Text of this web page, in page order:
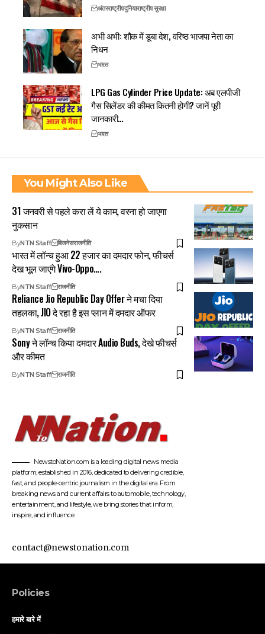
अंतरराष्ट्रीयदुनियाराष्ट्रीय सुरक्षा
अभी अभी: शौक में डूबा देश, वरिष्ठ भाजपा नेता का
निधन
भारत
LPG Gas Cylinder Price Update: अब एलपीजी
गैस सिलेंडर की कीमत कितनी होगी? जानें पूरी
जानकारी…
भारत
You Might Also Like
31 जनवरी से पहले करा लें ये काम, वरना हो जाएगा
नुकसान
ByNTN Staff बिजनेसराजनीति
भारत में लॉन्च हुआ 22 हजार का दमदार फोन, फीचर्स
देख भूल जाएंगे Vivo-Oppo….
ByNTN Staff राजनीति
Reliance Jio Republic Day Offer ने मचा दिया
तहलका, JIO दे रहा है इस प्लान में दमदार ऑफर
ByNTN Staff राजनीति
Sony ने लॉन्च किया दमदार Audio Buds, देखे फीचर्स
और कीमत
ByNTN Staff राजनीति
NewstoNation.com is a leading digital news media
platform, established in 2016, dedicated to delivering credible,
fast, and people-centric journalism in the digital era. From
breaking news and current affairs to automobile, technology,
entertainment, and lifestyle, we bring stories that inform,
inspire, and influence.
contact@newstonation.com
Policies
हमारे बारे में